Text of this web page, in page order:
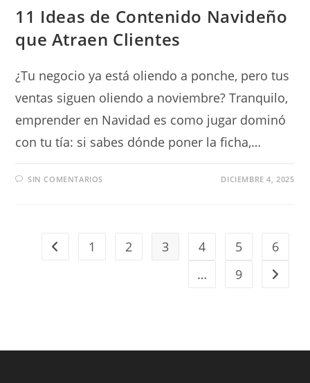
11 Ideas de Contenido Navideño
que Atraen Clientes
¿Tu negocio ya está oliendo a ponche, pero tus
ventas siguen oliendo a noviembre? Tranquilo,
emprender en Navidad es como jugar dominó
con tu tía: si sabes dónde poner la ficha,…
SIN COMENTARIOS DICIEMBRE 4, 2025
1 2 3 4 5
6
…
9